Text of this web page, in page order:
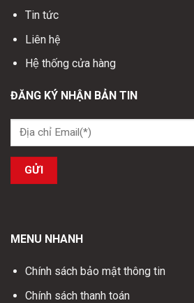
Tin tức
Liên hệ
Hệ thống cửa hàng
ĐĂNG KÝ NHẬN BẢN TIN
MENU NHANH
Chính sách bảo mật thông tin
Chính sách thanh toán